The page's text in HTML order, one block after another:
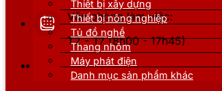
Văn phòng làm việc:
T2 - T7 (8h00 - 17h45)
Thiết bị xây dựng
Thiết bị nông nghiệp
Tủ đồ nghề
Thang nhôm
Máy phát điện
Danh mục sản phẩm khác